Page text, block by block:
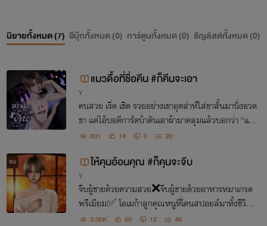
นิยายทั้งหมด (7) อีบุ๊กทั้งหมด (0) การ์ตูนทั้งหมด (0) ธัญลิสต์ทั้งหมด (0)
แมวดื้อที่ชื่อคีน #ก็คีนจะเอา
Y
คนสวย เริ่ด เชิด รวยอย่างเขาอุตส่าห์ใส่ขาสั้นมานั่งอวด
ขา แต่ไอ้บอดีการ์ดบ้าดันเอาผ้ามาคลุมแล้วบอกว่า "แอร์
มันเย็นครับ" โว้ยยยย!!!
831 14 0 20
จบ ให้คุนอ้อนคุณ #ก็คุนจะจีบ
Y
จีบผู้ชายด้วยความสวย❌จีบผู้ชายด้วยอาหารหมาเกรด
พรีเมียม✅ โอเมก้าลูกคุณหนูที่โดนสปอยล์มาทั้งชีวิต ดั
นไปตกหลุมรักอัลฟ่าครึ่งรัสเซียมาดดุตั้งแต่แรกเห็นเพร
3.06K 58 12 48